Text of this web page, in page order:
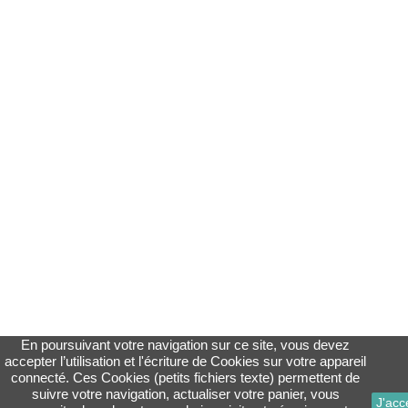
En poursuivant votre navigation sur ce site, vous devez
accepter l’utilisation et l'écriture de Cookies sur votre appareil
connecté. Ces Cookies (petits fichiers texte) permettent de
suivre votre navigation, actualiser votre panier, vous